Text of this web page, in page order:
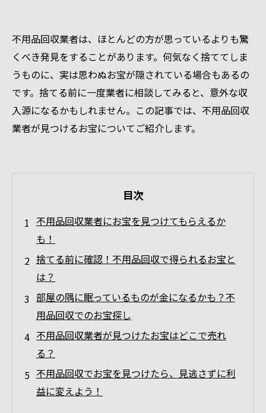
不用品回収業者は、ほとんどの方が思っているよりも驚
くべき発見をすることがあります。何気なく捨ててしま
うものに、実は思わぬお宝が隠されている場合もあるの
です。捨てる前に一度業者に相談してみると、意外な収
入源になるかもしれません。この記事では、不用品回収
業者が見つけるお宝についてご紹介します。
目次
不用品回収業者にお宝を見つけてもらえるか
も！
捨てる前に確認！不用品回収で得られるお宝と
は？
部屋の隅に眠っているものが金になるかも？不
用品回収でのお宝探し
不用品回収業者が見つけたお宝はどこで売れ
る？
不用品回収でお宝を見つけたら、見逃さずに利
益に変えよう！